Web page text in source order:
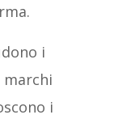
i
i